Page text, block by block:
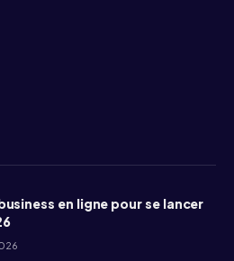
en ligne pour se lancer